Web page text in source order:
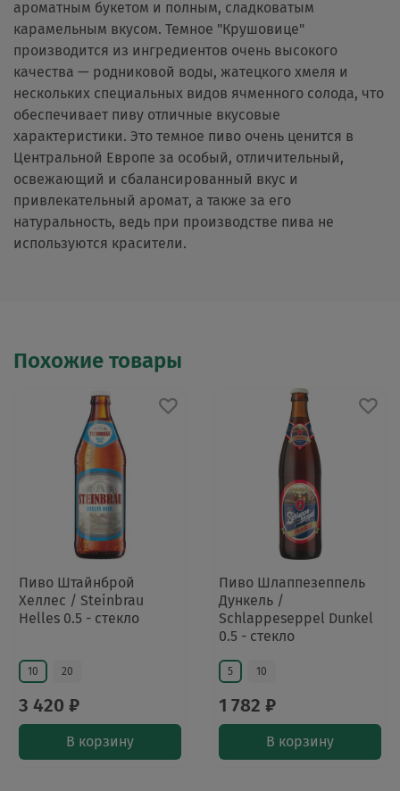
ароматным букетом и полным, сладковатым
карамельным вкусом. Темное "Крушовице"
производится из ингредиентов очень высокого
качества — родниковой воды, жатецкого хмеля и
нескольких специальных видов ячменного солода, что
обеспечивает пиву отличные вкусовые
характеристики. Это темное пиво очень ценится в
Центральной Европе за особый, отличительный,
освежающий и сбалансированный вкус и
привлекательный аромат, а также за его
натуральность, ведь при производстве пива не
используются красители.
Похожие товары
Пиво Штайнброй
Хеллес / Steinbrau
Helles 0.5 - стекло
10 20
3 420 ₽
В корзину
Пиво Шлаппезеппель
Дункель /
Schlappeseppel Dunkel
0.5 - стекло
5 10
1 782 ₽
В корзину